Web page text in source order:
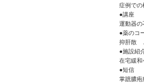
症例で
●講座
運動器
●薬のコ
抑肝散
●施設紹
在宅緩
●短信
掌蹠膿疱